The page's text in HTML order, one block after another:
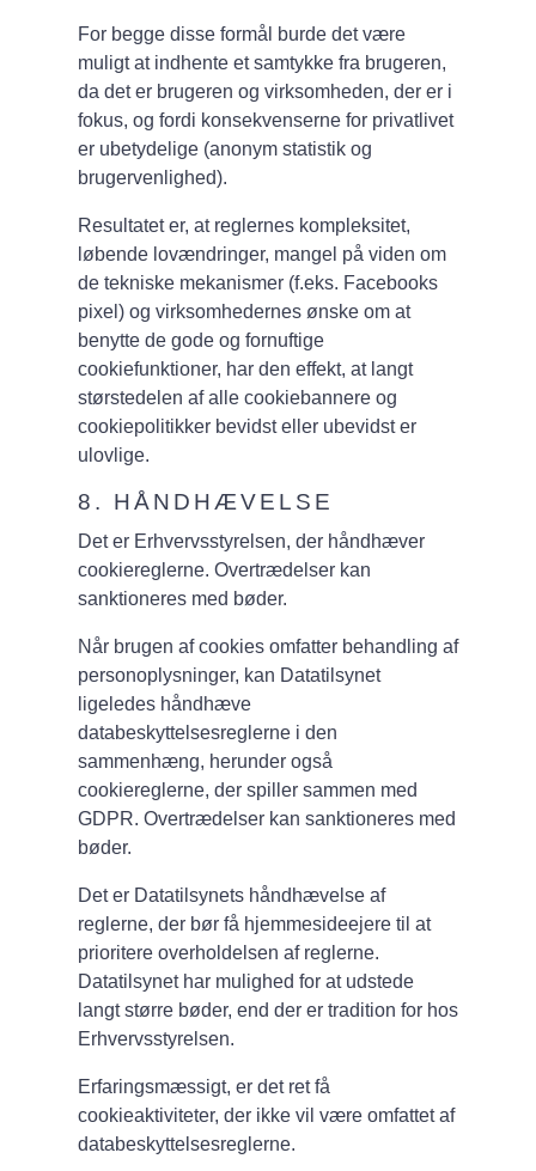
For begge disse formål burde det være
muligt at indhente et samtykke fra brugeren,
da det er brugeren og virksomheden, der er i
fokus, og fordi konsekvenserne for privatlivet
er ubetydelige (anonym statistik og
brugervenlighed).
Resultatet er, at reglernes kompleksitet,
løbende lovændringer, mangel på viden om
de tekniske mekanismer (f.eks. Facebooks
pixel) og virksomhedernes ønske om at
benytte de gode og fornuftige
cookiefunktioner, har den effekt, at langt
størstedelen af alle cookiebannere og
cookiepolitikker bevidst eller ubevidst er
ulovlige.
8. HÅNDHÆVELSE
Det er Erhvervsstyrelsen, der håndhæver
cookiereglerne. Overtrædelser kan
sanktioneres med bøder.
Når brugen af cookies omfatter behandling af
personoplysninger, kan Datatilsynet
ligeledes håndhæve
databeskyttelsesreglerne i den
sammenhæng, herunder også
cookiereglerne, der spiller sammen med
GDPR. Overtrædelser kan sanktioneres med
bøder.
Det er Datatilsynets håndhævelse af
reglerne, der bør få hjemmesideejere til at
prioritere overholdelsen af reglerne.
Datatilsynet har mulighed for at udstede
langt større bøder, end der er tradition for hos
Erhvervsstyrelsen.
Erfaringsmæssigt, er det ret få
cookieaktiviteter, der ikke vil være omfattet af
databeskyttelsesreglerne.